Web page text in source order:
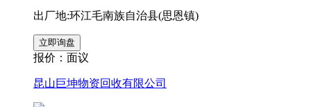
出厂地:环江毛南族自治县(思恩镇)
报价： 面议
昆山巨坤物资回收有限公司